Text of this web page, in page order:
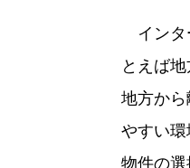
インタ
とえば
地方か
やすい
物件の